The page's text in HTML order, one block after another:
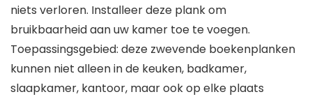
niets verloren. Installeer deze plank om
bruikbaarheid aan uw kamer toe te voegen.
Toepassingsgebied: deze zwevende boekenplanken
kunnen niet alleen in de keuken, badkamer,
slaapkamer, kantoor, maar ook op elke plaats